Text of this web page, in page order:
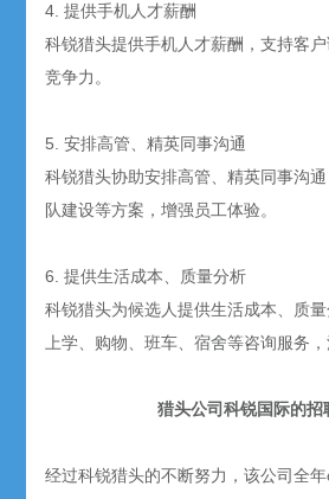
4. 提供手机人才薪酬
科锐猎头提供手机人才薪酬，支持客
竞争力。
5. 安排高管、精英同事沟通
科锐猎头协助安排高管、精英同事沟
队建设等方案，增强员工体验。
6. 提供生活成本、质量分析
科锐猎头为候选人提供生活成本、质量
上学、购物、班车、宿舍等咨询服务，
猎头公司科锐国际的招
经过科锐猎头的不断努力，该公司全